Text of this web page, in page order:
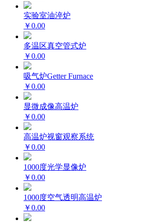
实验室油淬炉
￥0.00
多温区真空管式炉
￥0.00
吸气炉Getter Furnace
￥0.00
显微成像高温炉
￥0.00
高温炉视窗观察系统
￥0.00
1000度光学显像炉
￥0.00
1000度空气透明高温炉
￥0.00